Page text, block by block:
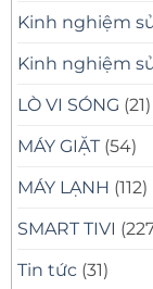
Kinh nghiệm
Kinh nghiệm
LÒ VI SÓNG (21)
MÁY GIẶT (54)
MÁY LẠNH (112)
SMART TIVI
Tin tức (31)